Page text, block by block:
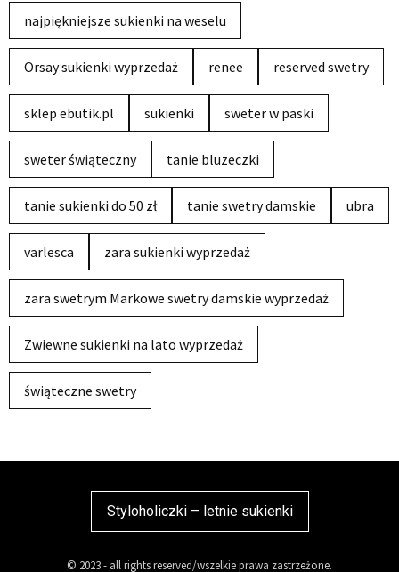
najpiękniejsze sukienki na weselu
Orsay sukienki wyprzedaż renee reserved swetry
sklep ebutik.pl sukienki sweter w paski
sweter świąteczny tanie bluzeczki
tanie sukienki do 50 zł tanie swetry damskie ubra
varlesca zara sukienki wyprzedaż
zara swetrym Markowe swetry damskie wyprzedaż
Zwiewne sukienki na lato wyprzedaż
świąteczne swetry
Styloholiczki – letnie sukienki
© 2023 - all rights reserved/wszelkie prawa zastrzeżone.